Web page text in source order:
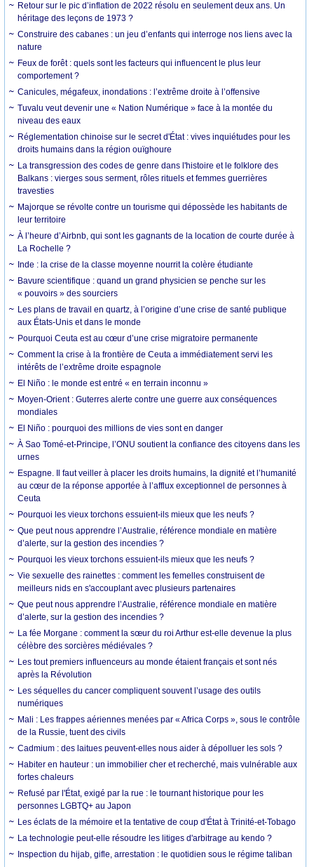
Retour sur le pic d’inflation de 2022 résolu en seulement deux ans. Un
héritage des leçons de 1973 ?
Construire des cabanes : un jeu d’enfants qui interroge nos liens avec la
nature
Feux de forêt : quels sont les facteurs qui influencent le plus leur
comportement ?
Canicules, mégafeux, inondations : l’extrême droite à l’offensive
Tuvalu veut devenir une « Nation Numérique » face à la montée du
niveau des eaux
Réglementation chinoise sur le secret d'État : vives inquiétudes pour les
droits humains dans la région ouïghoure
La transgression des codes de genre dans l'histoire et le folklore des
Balkans : vierges sous serment, rôles rituels et femmes guerrières
travesties
Majorque se révolte contre un tourisme qui dépossède les habitants de
leur territoire
À l’heure d’Airbnb, qui sont les gagnants de la location de courte durée à
La Rochelle ?
Inde : la crise de la classe moyenne nourrit la colère étudiante
Bavure scientifique : quand un grand physicien se penche sur les
« pouvoirs » des sourciers
Les plans de travail en quartz, à l’origine d’une crise de santé publique
aux États-Unis et dans le monde
Pourquoi Ceuta est au cœur d’une crise migratoire permanente
Comment la crise à la frontière de Ceuta a immédiatement servi les
intérêts de l’extrême droite espagnole
El Niño : le monde est entré « en terrain inconnu »
Moyen-Orient : Guterres alerte contre une guerre aux conséquences
mondiales
El Niño : pourquoi des millions de vies sont en danger
À Sao Tomé-et-Principe, l’ONU soutient la confiance des citoyens dans les
urnes
Espagne. Il faut veiller à placer les droits humains, la dignité et l’humanité
au cœur de la réponse apportée à l’afflux exceptionnel de personnes à
Ceuta
Pourquoi les vieux torchons essuient-ils mieux que les neufs ?
Que peut nous apprendre l’Australie, référence mondiale en matière
d’alerte, sur la gestion des incendies ?
Pourquoi les vieux torchons essuient-ils mieux que les neufs ?
Vie sexuelle des rainettes : comment les femelles construisent de
meilleurs nids en s'accouplant avec plusieurs partenaires
Que peut nous apprendre l’Australie, référence mondiale en matière
d’alerte, sur la gestion des incendies ?
La fée Morgane : comment la sœur du roi Arthur est-elle devenue la plus
célèbre des sorcières médiévales ?
Les tout premiers influenceurs au monde étaient français et sont nés
après la Révolution
Les séquelles du cancer compliquent souvent l’usage des outils
numériques
Mali : Les frappes aériennes menées par « Africa Corps », sous le contrôle
de la Russie, tuent des civils
Cadmium : des laitues peuvent-elles nous aider à dépolluer les sols ?
Habiter en hauteur : un immobilier cher et recherché, mais vulnérable aux
fortes chaleurs
Refusé par l'État, exigé par la rue : le tournant historique pour les
personnes LGBTQ+ au Japon
Les éclats de la mémoire et la tentative de coup d'État à Trinité-et-Tobago
La technologie peut-elle résoudre les litiges d'arbitrage au kendo ?
Inspection du hijab, gifle, arrestation : le quotidien sous le régime taliban